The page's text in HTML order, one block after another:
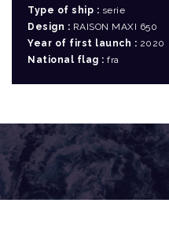
Type of ship : serie
Design : RAISON MAXI 650
Year of first launch : 2020
National flag : fra